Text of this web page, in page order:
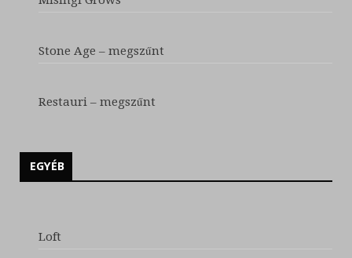
Stone Age – megszűnt
Restauri – megszűnt
EGYÉB
Loft